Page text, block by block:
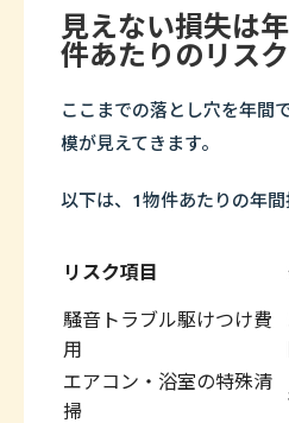
見えない損失は
件あたりのリス
ここまでの落とし穴を年間
模が見えてきます。
以下は、1物件あたりの年間
リスク項目
騒音トラブル駆けつけ費
用
エアコン・浴室の特殊清
掃